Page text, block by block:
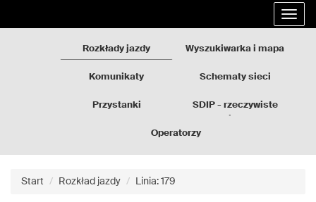
Rozkłady jazdy Wyszukiwarka i mapa
Komunikaty Schematy sieci
Przystanki
SDIP - rzeczywiste
Operatorzy
Start Rozkład jazdy Linia: 179